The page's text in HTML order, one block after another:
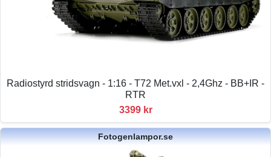
Radiostyrd stridsvagn - 1:16 - T72 Met.vxl - 2,4Ghz - BB+IR -
RTR
3399 kr
Fotogenlampor.se